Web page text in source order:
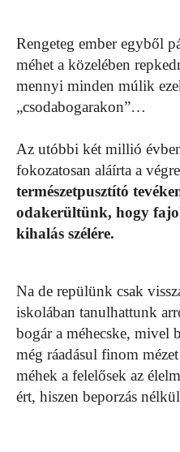
Rengeteg ember egyből
méhet a közelében
mennyi minden múlik
„csodabogarakon”…
Az utóbbi két millió
fokozatosan aláírta a
természetpusztító
odakerültünk, hogy
kihalás szélére.
Na de repülünk csak
iskolában tanulhattunk
bogár a méhecske, mivel
még ráadásul finom
méhek a felelősek az
ért, hiszen beporzás